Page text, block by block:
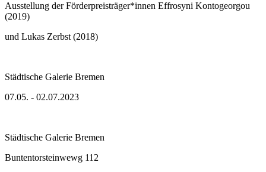
Ausstellung der Förderpreisträger*innen Effrosyni Kontogeorgou
(2019)
und Lukas Zerbst (2018)
Städtische Galerie Bremen
07.05. - 02.07.2023
Städtische Galerie Bremen
Buntentorsteinwewg 112